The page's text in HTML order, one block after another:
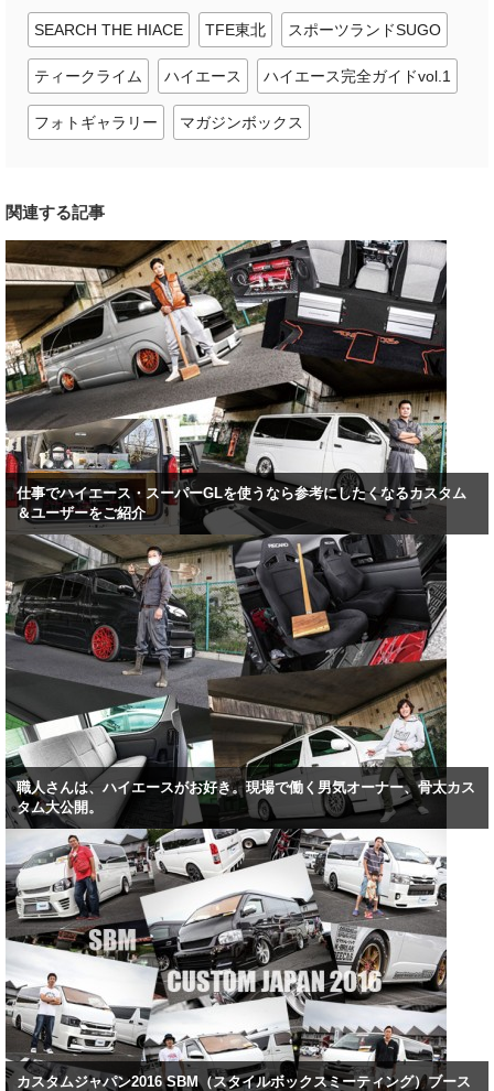
SEARCH THE HIACE TFE東北 スポーツランドSUGO
ティークライム ハイエース ハイエース完全ガイドvol.1
フォトギャラリー マガジンボックス
関連する記事
仕事でハイエース・スーパーGLを使うなら参考にしたくなるカスタム
＆ユーザーをご紹介
職人さんは、ハイエースがお好き。現場で働く男気オーナー、骨太カス
タム大公開。
カスタムジャパン2016 SBM（スタイルボックスミーティング）ブース